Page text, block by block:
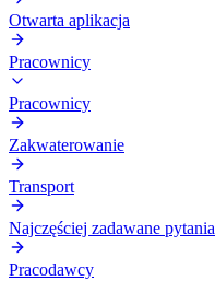
Otwarta aplikacja
Pracownicy
Pracownicy
Zakwaterowanie
Transport
Najczęściej zadawane pytania
Pracodawcy